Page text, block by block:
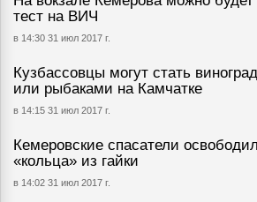
тест на ВИЧ
в 14:30 31 июл 2017 г.
Кузбассовцы могут стать
или рыбаками на Камчатке
в 14:15 31 июл 2017 г.
Кемеровские спасатели
«кольца» из гайки
в 14:02 31 июл 2017 г.